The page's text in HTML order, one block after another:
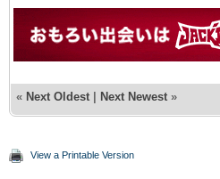
« Next Oldest | Next Newest »
View a Printable Version